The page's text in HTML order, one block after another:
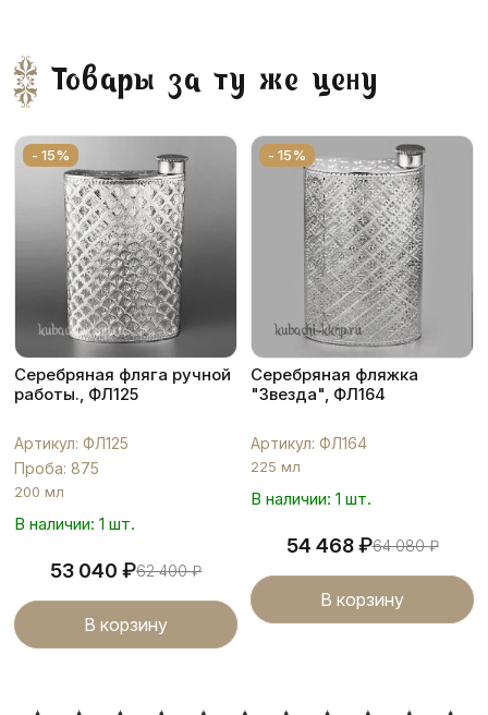
Товары за ту же цену
- 15%
Серебряная фляга ручной
работы., ФЛ125
Артикул: ФЛ125
Проба: 875
200 мл
В наличии: 1 шт.
53 040 ₽62 400₽
В корзину
- 15%
Серебряная фляжка
"Звезда", ФЛ164
Артикул: ФЛ164
225 мл
В наличии: 1 шт.
54 468₽64 080₽
В корзину